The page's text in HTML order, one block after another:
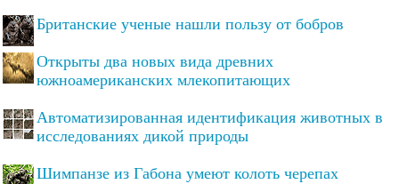
Британские ученые нашли пользу от бобров
Открыты два новых вида древних
южноамериканских млекопитающих
Автоматизированная идентификация животных в
исследованиях дикой природы
Шимпанзе из Габона умеют колоть черепах